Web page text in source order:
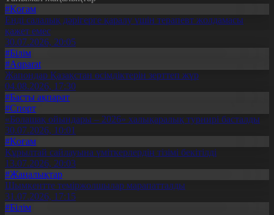
#Қоғам
Енді салалық дәрігерге қаралу үшін терапевт жолдамасы
қажет емес
30.07.2026, 20:05
#Білім
#Aqparat
Жапондар Қазақстан өсімдіктерін зерттеп жүр
04.08.2026, 17:30
#Басты ақпарат
#Спорт
«Болашақ ойындары – 2026» халықаралық турнирі басталды
30.07.2026, 10:01
#Қоғам
Құрылтай сайлауына үміткерлердің тізімі бекітілді
13.07.2026, 20:03
#Жаңалықтар
Шымкентте теміржолшылар марапатталды
31.07.2026, 17:15
#Білім